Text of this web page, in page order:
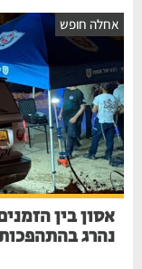
אחלה חופש
נהרג בהתהפכות